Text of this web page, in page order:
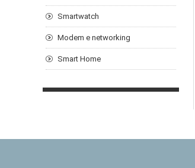
Smartwatch
Modem e networking
Smart Home